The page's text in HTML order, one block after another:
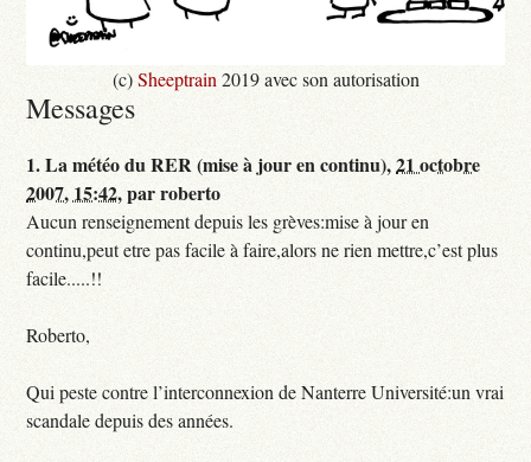
(c)Sheeptrain 2019 avec son autorisation
Messages
1.La météo du RER (mise à jour en continu),21 octobre
2007, 15:42,parroberto
Aucun renseignement depuis les grèves:mise à jour en
continu,peut etre pas facile à faire,alors ne rien mettre,c’est plus
facile.....!!
Roberto,
Qui peste contre l’interconnexion de Nanterre Université:un vrai
scandale depuis des années.